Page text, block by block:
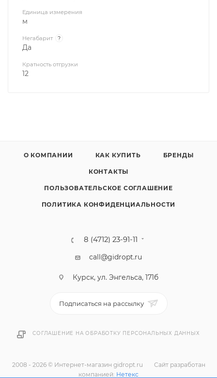
Единица измерения
м
Негабарит ?
Да
Кратность отгрузки
12
О КОМПАНИИ КАК КУПИТЬ БРЕНДЫ
КОНТАКТЫ
ПОЛЬЗОВАТЕЛЬСКОЕ СОГЛАШЕНИЕ
ПОЛИТИКА КОНФИДЕНЦИАЛЬНОСТИ
8 (4712) 23-91-11
call@gidropt.ru
Курск, ул. Энгельса, 171б
Подписаться на рассылку
СОГЛАШЕНИЕ НА ОБРАБОТКУ ПЕРСОНАЛЬНЫХ ДАННЫХ
2008 - 2026 © Интернет-магазин gidropt.ru
Сайт разработан
компанией: Нетекс